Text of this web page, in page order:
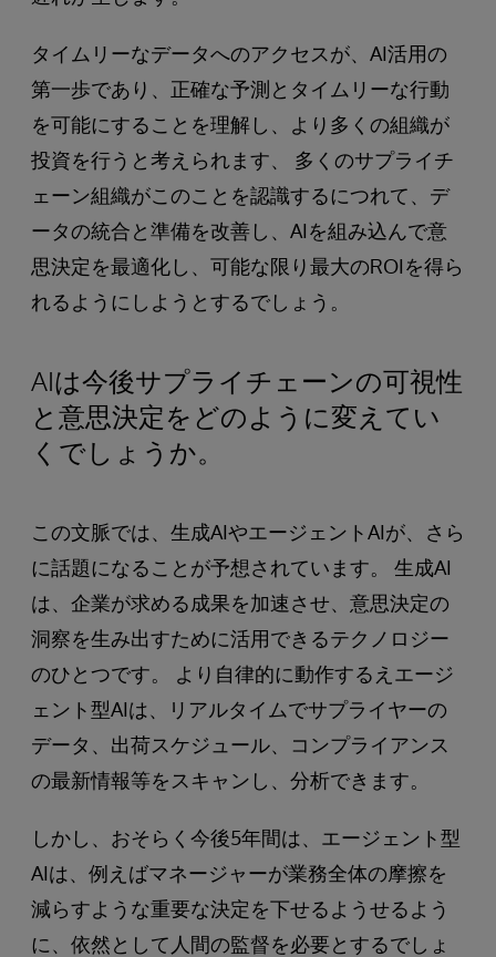
タイムリーなデータへのアクセスが、AI活用の
第一歩であり、正確な予測とタイムリーな行動
を可能にすることを理解し、より多くの組織が
投資を行うと考えられます、 多くのサプライチ
ェーン組織がこのことを認識するにつれて、デ
ータの統合と準備を改善し、AIを組み込んで意
思決定を最適化し、可能な限り最大のROIを得ら
れるようにしようとするでしょう。
AIは今後サプライチェーンの可視性
と意思決定をどのように変えてい
くでしょうか。
この文脈では、生成AIやエージェントAIが、さら
に話題になることが予想されています。 生成AI
は、企業が求める成果を加速させ、意思決定の
洞察を生み出すために活用できるテクノロジー
のひとつです。 より自律的に動作するえエージ
ェント型AIは、リアルタイムでサプライヤーの
データ、出荷スケジュール、コンプライアンス
の最新情報等をスキャンし、分析できます。
しかし、おそらく今後5年間は、エージェント型
AIは、例えばマネージャーが業務全体の摩擦を
減らすような重要な決定を下せるようせるよう
に、依然として人間の監督を必要とするでしょ